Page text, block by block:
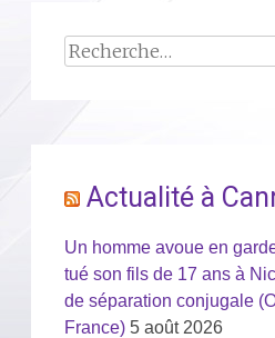
Rechercher :
Actualité à
Un homme avoue en
tué son fils de 17 ans à
de séparation conjugale
France) 5 août 2026